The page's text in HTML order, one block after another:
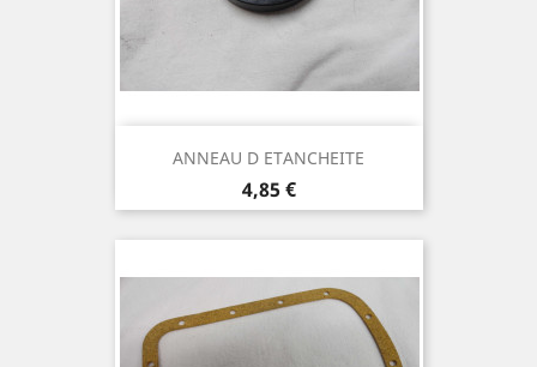
ANNEAU D ETANCHEITE
Prix
4,85 €